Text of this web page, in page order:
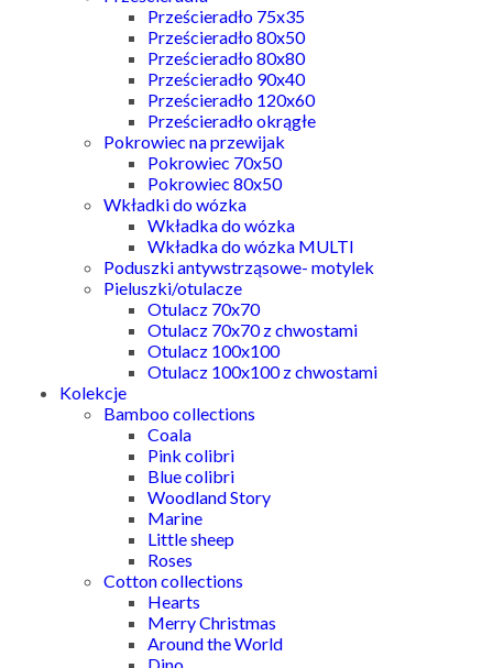
Prześcieradło 75x35
Prześcieradło 80x50
Prześcieradło 80x80
Prześcieradło 90x40
Prześcieradło 120x60
Prześcieradło okrągłe
Pokrowiec na przewijak
Pokrowiec 70x50
Pokrowiec 80x50
Wkładki do wózka
Wkładka do wózka
Wkładka do wózka MULTI
Poduszki antywstrząsowe- motylek
Pieluszki/otulacze
Otulacz 70x70
Otulacz 70x70 z chwostami
Otulacz 100x100
Otulacz 100x100 z chwostami
Kolekcje
Bamboo collections
Coala
Pink colibri
Blue colibri
Woodland Story
Marine
Little sheep
Roses
Cotton collections
Hearts
Merry Christmas
Around the World